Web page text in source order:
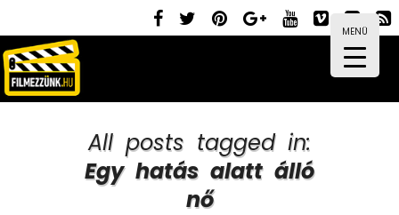
MENÜ
All posts tagged in:
Egy hatás alatt álló
nő